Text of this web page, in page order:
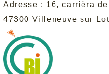
Adresse : 16, carrièra
47300 Villeneuve sur Lot